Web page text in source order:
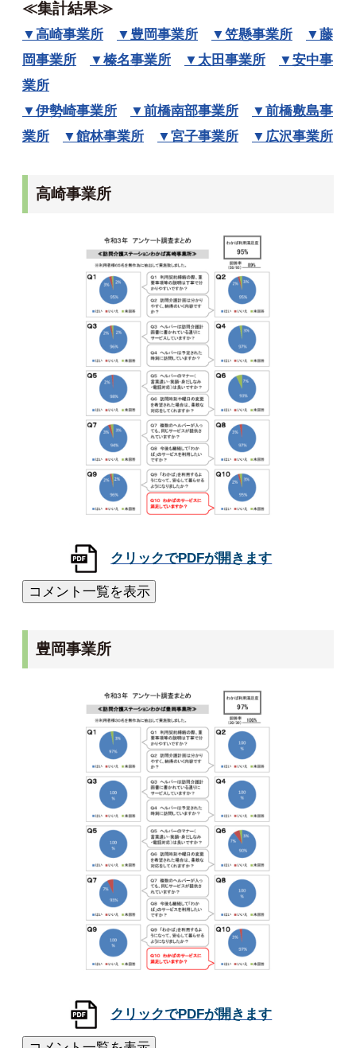
≪集計結果≫
▼高崎事業所 ▼豊岡事業所 ▼笠懸事業所
▼藤
岡事業所
▼榛名事業所 ▼太田事業所
▼安中事
業所
▼伊勢崎事業所
▼前橋南部事業所
▼前橋敷島事
業所
▼館林事業所 ▼宮子事業所 ▼広沢事業所
高崎事業所
豊岡事業所